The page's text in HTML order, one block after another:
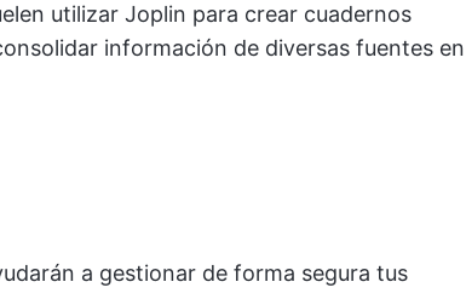
utilizar Joplin para crear cuadernos
información de diversas fuentes en
a gestionar de forma segura tus